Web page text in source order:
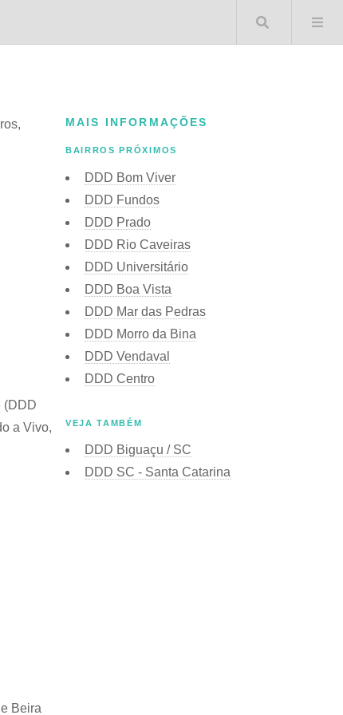
Buscar
(DDD
a Vivo,
Beira
MAIS INFORMAÇÕES
BAIRROS PRÓXIMOS
DDD Bom Viver
DDD Fundos
DDD Prado
DDD Rio Caveiras
DDD Universitário
DDD Boa Vista
DDD Mar das Pedras
DDD Morro da Bina
DDD Vendaval
DDD Centro
VEJA TAMBÉM
DDD Biguaçu / SC
DDD SC - Santa Catarina